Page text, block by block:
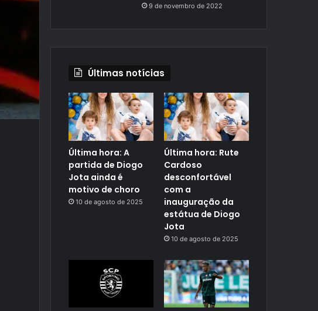
9 de novembro de 2022
Últimas notícias
Última hora: A
partida de Diogo
Jota ainda é
motivo de choro
10 de agosto de 2025
Última hora: Rute
Cardoso
desconfortável
com a
inauguração da
estátua de Diogo
Jota
10 de agosto de 2025